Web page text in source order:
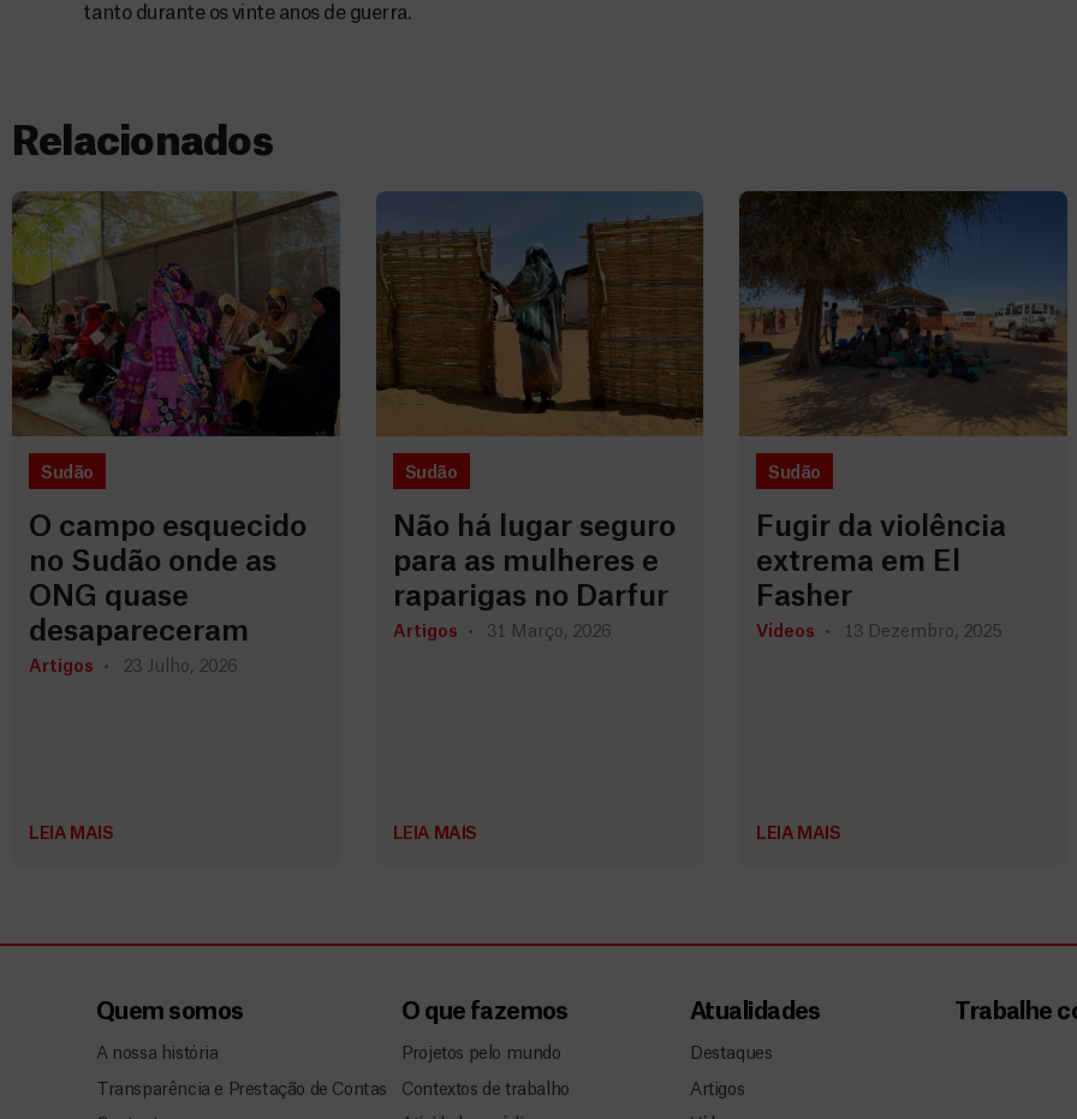
tanto durante os vinte anos de guerra.
Relacionados
Sudão
O campo esquecido
no Sudão onde as
ONG quase
desapareceram
Artigos 23 Julho, 2026
LEIA MAIS
Sudão
Não há lugar seguro
para as mulheres e
raparigas no Darfur
Artigos 31 Março, 2026
LEIA MAIS
Sudão
Fugir da violência
extrema em El
Fasher
Vídeos 13 Dezembro, 2025
LEIA MAIS
Quem somos
A nossa história
Transparência e Prestação de Contas
O que fazemos
Projetos pelo mundo
Contextos de trabalho
Atualidades
Destaques
Artigos
Trabalhe